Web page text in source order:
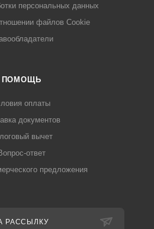
персональных данных
файлов Cookie
ПОМОЩЬ
оплаты
документов
вычет
ответ
предложения
РАССЫЛКУ